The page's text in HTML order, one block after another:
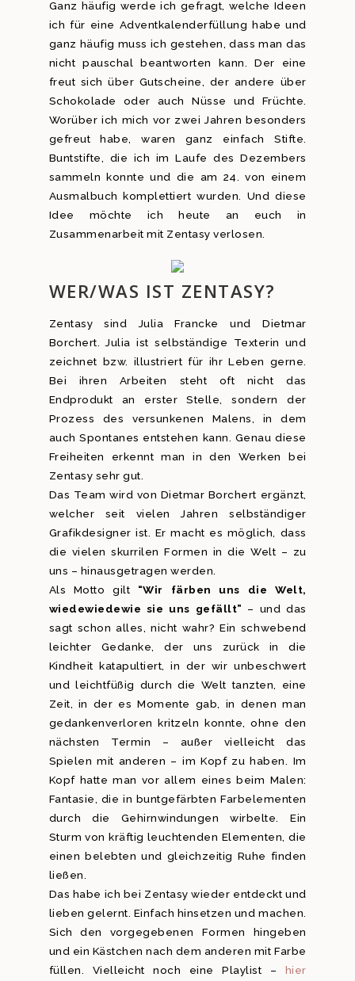
Ganz häufig werde ich gefragt, welche Ideen
ich für eine Adventkalenderfüllung habe und
ganz häufig muss ich gestehen, dass man das
nicht pauschal beantworten kann. Der eine
freut sich über Gutscheine, der andere über
Schokolade oder auch Nüsse und Früchte.
Worüber ich mich vor zwei Jahren besonders
gefreut habe, waren ganz einfach Stifte.
Buntstifte, die ich im Laufe des Dezembers
sammeln konnte und die am 24. von einem
Ausmalbuch komplettiert wurden. Und diese
Idee möchte ich heute an euch in
Zusammenarbeit mit Zentasy verlosen.
WER/WAS IST ZENTASY?
Zentasy sind Julia Francke und Dietmar
Borchert. Julia ist selbständige Texterin und
zeichnet bzw. illustriert für ihr Leben gerne.
Bei ihren Arbeiten steht oft nicht das
Endprodukt an erster Stelle, sondern der
Prozess des versunkenen Malens, in dem
auch Spontanes entstehen kann. Genau diese
Freiheiten erkennt man in den Werken bei
Zentasy sehr gut.
Das Team wird von Dietmar Borchert ergänzt,
welcher seit vielen Jahren selbständiger
Grafikdesigner ist. Er macht es möglich, dass
die vielen skurrilen Formen in die Welt – zu
uns – hinausgetragen werden.
Als Motto gilt “Wir färben uns die Welt,
wiedewiedewie sie uns gefällt” – und das
sagt schon alles, nicht wahr? Ein schwebend
leichter Gedanke, der uns zurück in die
Kindheit katapultiert, in der wir unbeschwert
und leichtfüßig durch die Welt tanzten, eine
Zeit, in der es Momente gab, in denen man
gedankenverloren kritzeln konnte, ohne den
nächsten Termin – außer vielleicht das
Spielen mit anderen – im Kopf zu haben. Im
Kopf hatte man vor allem eines beim Malen:
Fantasie, die in buntgefärbten Farbelementen
durch die Gehirnwindungen wirbelte. Ein
Sturm von kräftig leuchtenden Elementen, die
einen belebten und gleichzeitig Ruhe finden
ließen.
Das habe ich bei Zentasy wieder entdeckt und
lieben gelernt. Einfach hinsetzen und machen.
Sich den vorgegebenen Formen hingeben
und ein Kästchen nach dem anderen mit Farbe
füllen. Vielleicht noch eine Playlist – hier